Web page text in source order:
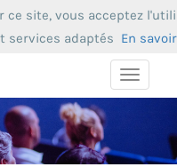
Toggle
site, vous acceptez
services adaptés En